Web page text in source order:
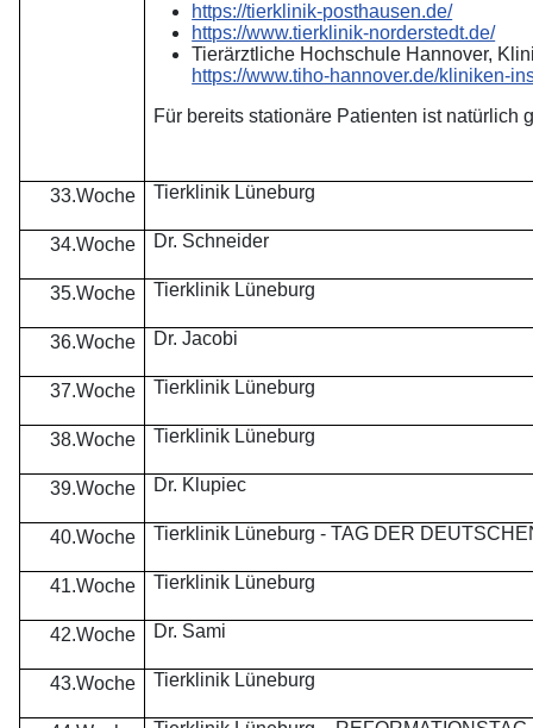
https://tierklinik-posthausen.de/
https://www.tierklinik-norderstedt.de/
Tierärztliche Hochschule Hannover,
https://www.tiho-hannover.de/kliniken-
Für bereits stationäre Patienten ist natürlich
33.Woche Tierklinik Lüneburg
34.Woche Dr. Schneider
35.Woche Tierklinik Lüneburg
36.Woche Dr. Jacobi
37.Woche Tierklinik Lüneburg
38.Woche Tierklinik Lüneburg
39.Woche Dr. Klupiec
40.Woche Tierklinik Lüneburg - TAG DER
41.Woche Tierklinik Lüneburg
42.Woche Dr. Sami
43.Woche Tierklinik Lüneburg